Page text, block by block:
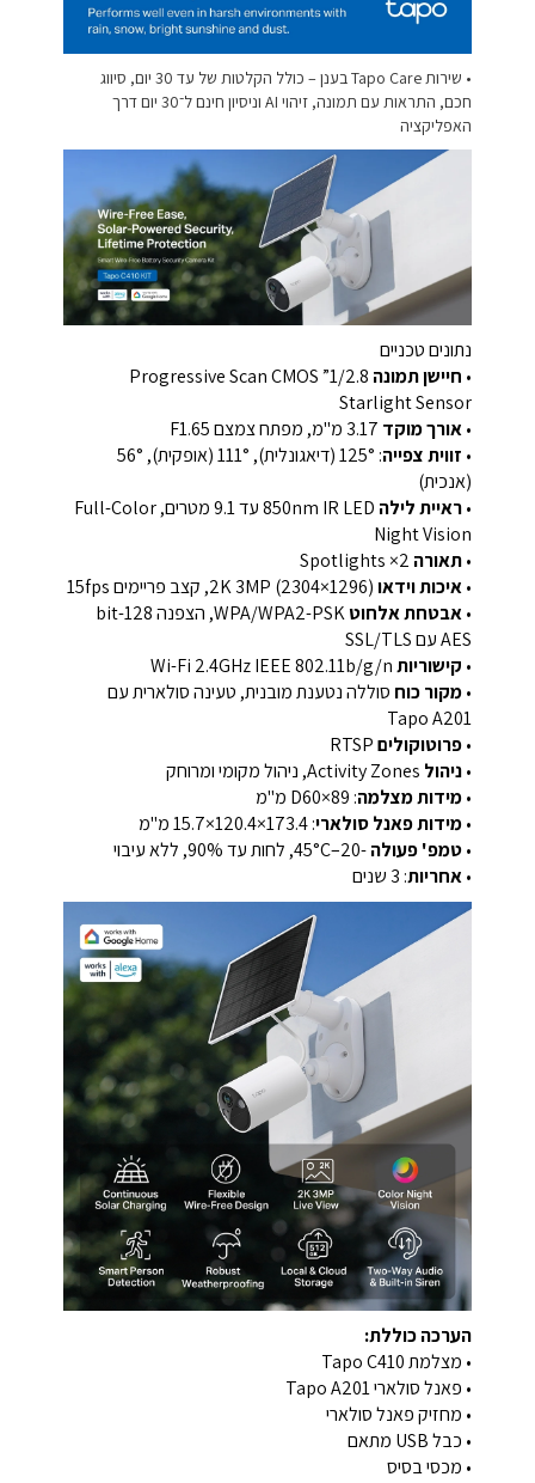
• שירות Tapo Care בענן – כולל הקלטות של עד 30 יום, סיווג
חכם, התראות עם תמונה, זיהוי AI וניסיון חינם ל־30 יום דרך
האפליקציה
נתונים טכניים
• חיישן תמונה
1/2.8” Progressive Scan CMOS
Starlight Sensor
•אורך מוקד
• זווית צפייה
: 125° (דיאגונלית), 111° (אופקית), 56°
(אנכית)
•ראיית לילה
850nm IR LED עד 9.1 מטרים, Full-Color
Night Vision
•תאורה
•איכות וידאו2K 3MP (2304×1296), קצב פריימים 15fps
•אבטחת אלחוט
WPA/WPA2-PSK, הצפנה 128-bit
AES עם SSL/TLS
• קישוריותWi-Fi 2.4GHz IEEE 802.11b/g/n
•מקור כוח סוללה נטענת מובנית, טעינה סולארית עם
Tapo A201
•פרוטוקוליםRTSP
•ניהול
•מידות מצלמה: D60×89 מ"מ
•מידות פאנל סולארי: 173.4×120.4×15.7 מ"מ
•טמפ' פעולה-20–45°C, לחות עד 90%, ללא עיבוי
•אחריות: 3 שנים
הערכה כוללת:
• מצלמת Tapo C410
• פאנל סולארי Tapo A201
• מחזיק פאנל סולארי
• כבל USB מתאם
• מכסי בסיס